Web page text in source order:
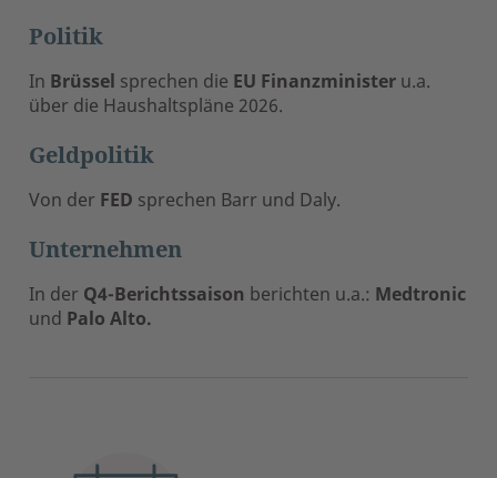
Politik
In Brüssel sprechen die EU Finanzminister u.a.
über die Haushaltspläne 2026.
Geldpolitik
Von der FED sprechen Barr und Daly.
Unternehmen
In der Q4-Berichtssaison berichten u.a.: Medtronic
und Palo Alto.